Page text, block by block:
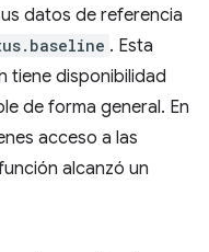
datos de referencia
. Esta
tiene disponibilidad
de forma general. En
acceso a las
alcanzó un